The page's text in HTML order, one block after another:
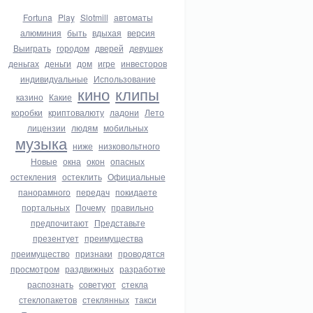
Fortuna Play Slotmill автоматы
алюминия быть вдыхая версия
Выиграть городом дверей девушек
деньгах деньги дом игре инвесторов
индивидуальные Использование
казино Какие кино клипы
коробки криптовалюту ладони Лето
лицензии людям мобильных
музыка ниже низковольтного
Новые окна окон опасных
остекления остеклить Официальные
панорамного передач покидаете
портальных Почему правильно
предпочитают Представьте
презентует преимущества
преимущество признаки проводятся
просмотром раздвижных разработке
распознать советуют стекла
стеклопакетов стеклянных такси